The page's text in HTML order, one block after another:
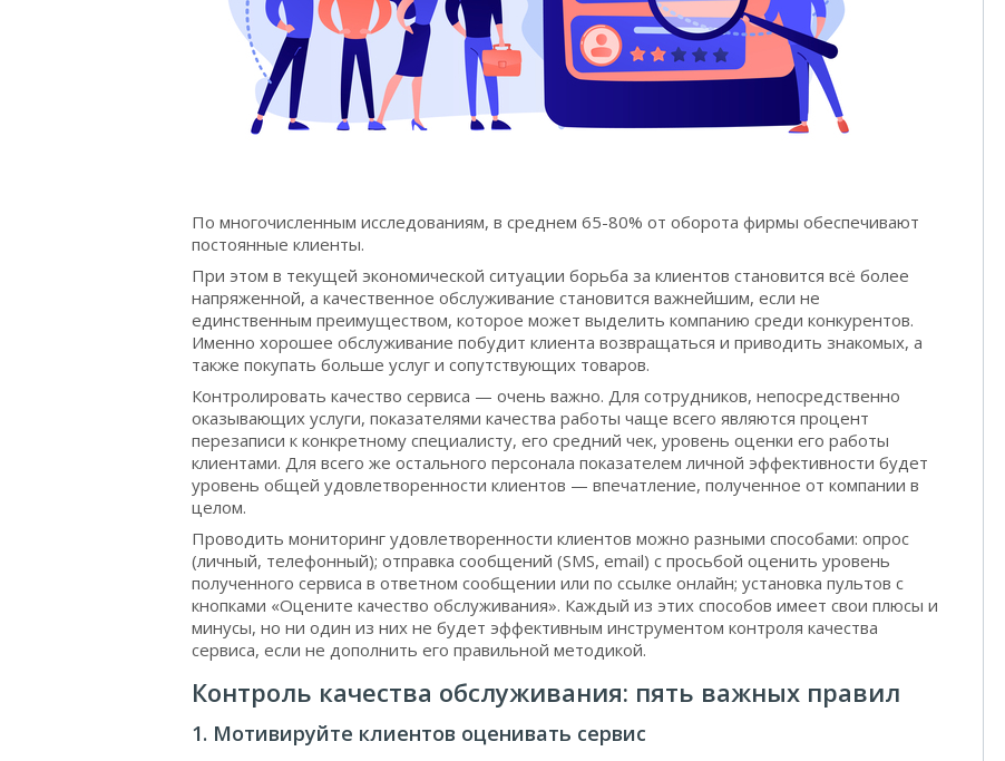
По многочисленным исследованиям, в среднем 65-80% от оборота фирмы обеспечивают
постоянные клиенты.
При этом в текущей экономической ситуации борьба за клиентов становится всё более
напряженной, а качественное обслуживание становится важнейшим, если не
единственным преимуществом, которое может выделить компанию среди конкурентов.
Именно хорошее обслуживание побудит клиента возвращаться и приводить знакомых, а
также покупать больше услуг и сопутствующих товаров.
Контролировать качество сервиса — очень важно. Для сотрудников, непосредственно
оказывающих услуги, показателями качества работы чаще всего являются процент
перезаписи к конкретному специалисту, его средний чек, уровень оценки его работы
клиентами. Для всего же остального персонала показателем личной эффективности будет
уровень общей удовлетворенности клиентов — впечатление, полученное от компании в
целом.
Проводить мониторинг удовлетворенности клиентов можно разными способами: опрос
(личный, телефонный); отправка сообщений (SMS, email) с просьбой оценить уровень
полученного сервиса в ответном сообщении или по ссылке онлайн; установка пультов с
кнопками «Оцените качество обслуживания». Каждый из этих способов имеет свои плюсы и
минусы, но ни один из них не будет эффективным инструментом контроля качества
сервиса, если не дополнить его правильной методикой.
Контроль качества обслуживания: пять важных правил
1. Мотивируйте клиентов оценивать сервис